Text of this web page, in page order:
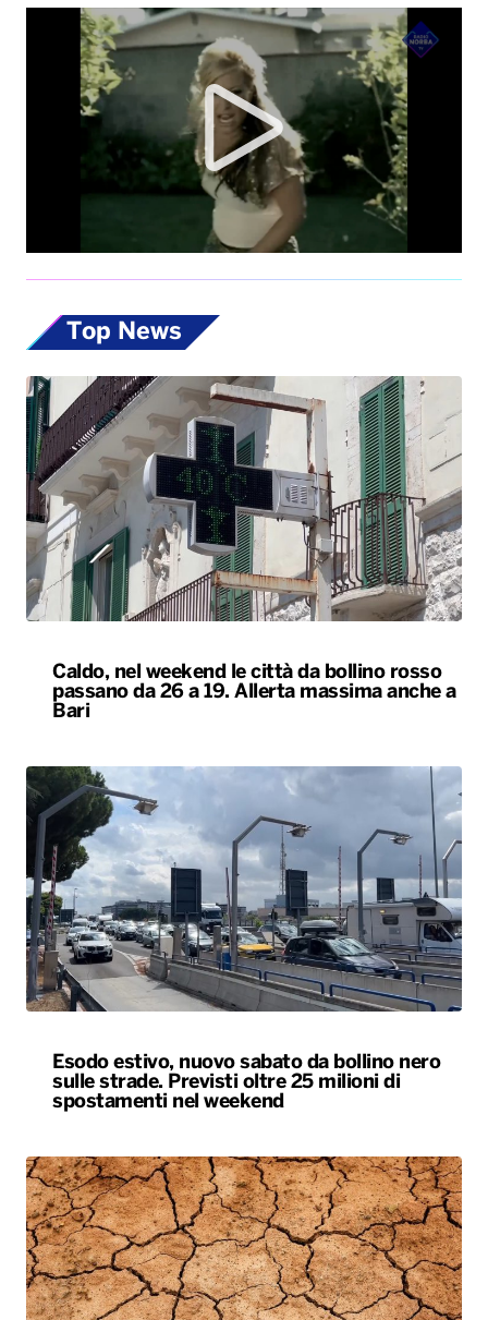
Top News
Caldo, nel weekend le città da bollino rosso
passano da 26 a 19. Allerta massima anche a
Bari
Esodo estivo, nuovo sabato da bollino nero
sulle strade. Previsti oltre 25 milioni di
spostamenti nel weekend